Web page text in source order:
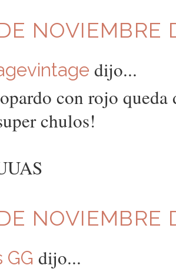
NOVIEMBRE
dijo...
con rojo queda
chulos!
NOVIEMBRE
GG dijo...